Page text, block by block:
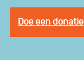
Doe een donatie